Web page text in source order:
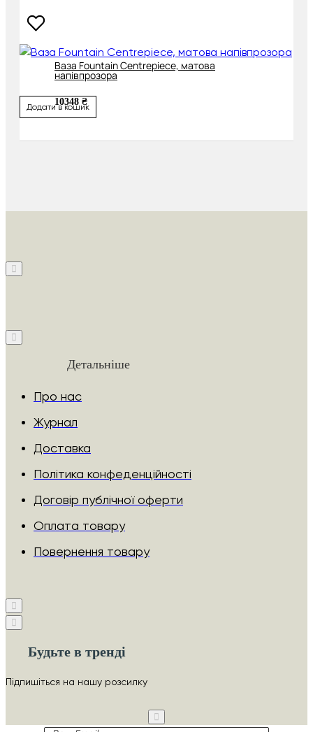
Ваза Fountain Centrepiece, матова
напівпрозора
10348 ₴
Додати в кошик
Детальніше
Про нас
Журнал
Доставка
Політика конфеденційності
Договір публічної оферти
Оплата товару
Повернення товару
Будьте в тренді
Підпишіться на нашу розсилку